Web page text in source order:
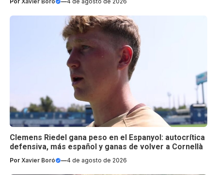
Clemens Riedel gana peso en el Espanyol: autocrítica
defensiva, más español y ganas de volver a Cornellà
Por Xavier Boró —4 de agosto de 2026